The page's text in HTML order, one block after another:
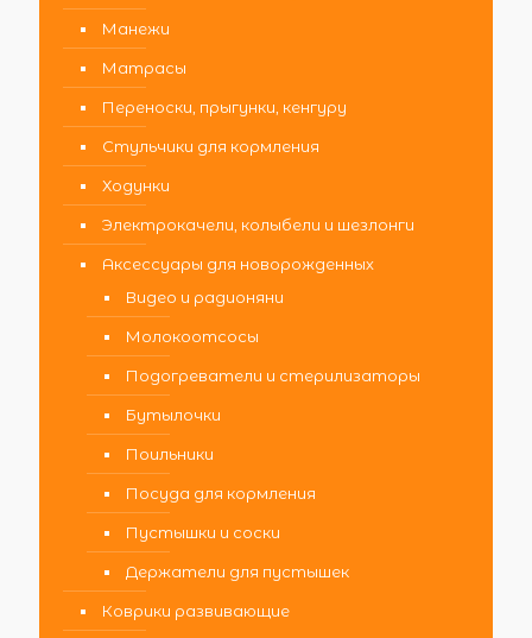
Манежи
Матрасы
Переноски, прыгунки, кенгуру
Стульчики для кормления
Ходунки
Электрокачели, колыбели и шезлонги
Аксессуары для новорожденных
Видео и радионяни
Молокоотсосы
Подогреватели и стерилизаторы
Бутылочки
Поильники
Посуда для кормления
Пустышки и соски
Держатели для пустышек
Коврики развивающие